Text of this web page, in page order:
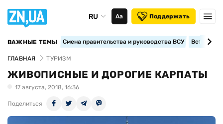
RU Аа Поддержать
ВАЖНЫЕ ТЕМЫ Смена правительства и руководства ВСУ
ГЛАВНАЯ ТУРИЗМ
ЖИВОПИСНЫЕ И ДОРОГИЕ КАРПАТЫ
17 августа, 2018, 16:36
Поделиться